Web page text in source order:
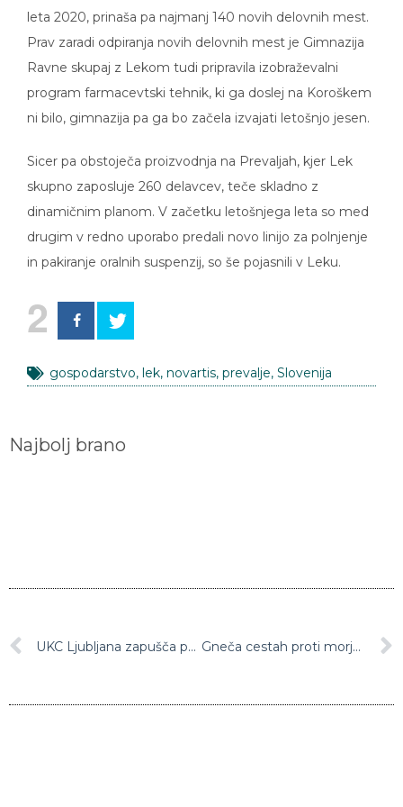
leta 2020, prinaša pa najmanj 140 novih delovnih mest.
Prav zaradi odpiranja novih delovnih mest je Gimnazija
Ravne skupaj z Lekom tudi pripravila izobraževalni
program farmacevtski tehnik, ki ga doslej na Koroškem
ni bilo, gimnazija pa ga bo začela izvajati letošnjo jesen.
Sicer pa obstoječa proizvodnja na Prevaljah, kjer Lek
skupno zaposluje 260 delavcev, teče skladno z
dinamičnim planom. V začetku letošnjega leta so med
drugim v redno uporabo predali novo linijo za polnjenje
in pakiranje oralnih suspenzij, so še pojasnili v Leku.
2
gospodarstvo, lek, novartis, prevalje, Slovenija
Najbolj brano
UKC Ljubljana zapušča pomočnik direktorja za informatiko Peter Kolar Gneča cestah proti morju zaradi katoliškega praznika v Avstriji in Nemčiji